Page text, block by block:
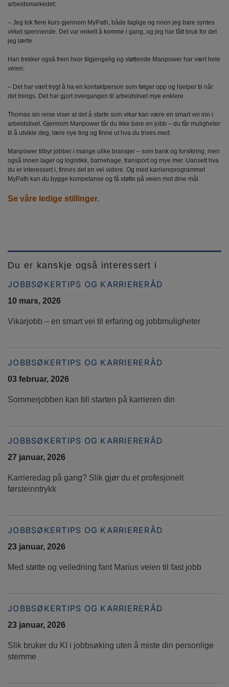
arbeidsmarkedet:
– Jeg tok flere kurs gjennom MyPath, både faglige og noen jeg bare syntes
virket spennende. Det var enkelt å komme i gang, og jeg har fått bruk for det
jeg lærte.
Han trekker også frem hvor tilgjengelig og støttende Manpower har vært hele
veien:
– Det har vært trygt å ha en kontaktperson som følger opp og hjelper til når
det trengs. Det har gjort overgangen til arbeidslivet mye enklere.
Thomas sin reise viser at det å starte som vikar kan være en smart vei inn i
arbeidslivet. Gjennom Manpower får du ikke bare en jobb – du får muligheter
til å utvikle deg, lære nye ting og finne ut hva du trives med.
Manpower tilbyr jobber i mange ulike bransjer – som bank og forsikring, men
også innen lager og logistikk, barnehage, transport og mye mer. Uansett hva
du er interessert i, finnes det en vei videre. Og med karriereprogrammet
MyPath kan du bygge kompetanse og få støtte på veien mot dine mål.
Se våre ledige stillinger.
Du er kanskje også interessert i
JOBBSØKERTIPS OG KARRIERERÅD
10 mars, 2026
Vikarjobb – en smart vei til erfaring og jobbmuligheter
JOBBSØKERTIPS OG KARRIERERÅD
03 februar, 2026
Sommerjobben kan bli starten på karrieren din
JOBBSØKERTIPS OG KARRIERERÅD
27 januar, 2026
Karrieredag på gang? Slik gjør du et profesjonelt
førsteinntrykk
JOBBSØKERTIPS OG KARRIERERÅD
23 januar, 2026
Med støtte og veiledning fant Marius veien til fast jobb
JOBBSØKERTIPS OG KARRIERERÅD
23 januar, 2026
Slik bruker du KI i jobbsøking uten å miste din personlige
stemme